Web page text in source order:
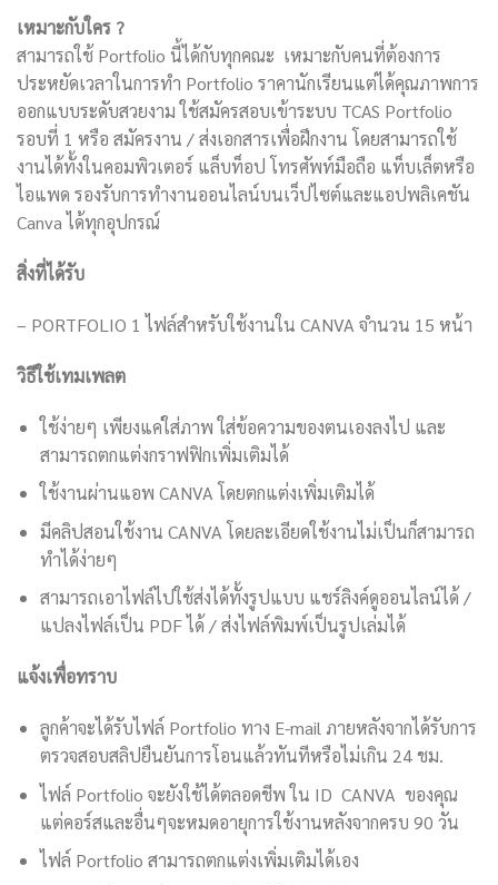
เหมาะกับใคร ?
สามารถใช้ Portfolio นี้ได้กับทุกคณะ เหมาะกับคนที่ต้องการ
ประหยัดเวลาในการทำ Portfolio ราคานักเรียนแต่ได้คุณภาพการ
ออกแบบระดับสวยงาม ใช้สมัครสอบเข้าระบบ TCAS Portfolio
รอบที่ 1 หรือ สมัครงาน / ส่งเอกสารเพื่อฝึกงาน โดยสามารถใช้
งานได้ทั้งในคอมพิวเตอร์ แล็บท็อป โทรศัพท์มือถือ แท็บเล็ตหรือ
ไอแพด รองรับการทำงานออนไลน์บนเว็ปไซต์และแอปพลิเคชัน
Canva ได้ทุกอุปกรณ์
สิ่งที่ได้รับ
– PORTFOLIO 1 ไฟล์สำหรับใช้งานใน CANVA จำนวน 15 หน้า
วิธีใช้เทมเพลต
ใช้ง่ายๆ เพียงแค่ใส่ภาพ ใส่ข้อความของตนเองลงไป และ
สามารถตกแต่งกราฟฟิกเพิ่มเติมได้
ใช้งานผ่านแอพ CANVA โดยตกแต่งเพิ่มเติมได้
มีคลิปสอนใช้งาน CANVA โดยละเอียดใช้งานไม่เป็นก็สามารถ
ทำได้ง่ายๆ
สามารถเอาไฟล์ไปใช้ส่งได้ทั้งรูปแบบ แชร์ลิงค์ดูออนไลน์ได้ /
แปลงไฟล์เป็น PDF ได้ / ส่งไฟล์พิมพ์เป็นรูปเล่มได้
แจ้งเพื่อทราบ
ลูกค้าจะได้รับไฟล์ Portfolio ทาง E-mail ภายหลังจากได้รับการ
ตรวจสอบสลิปยืนยันการโอนแล้วทันทีหรือไม่เกิน 24 ชม.
ไฟล์ Portfolio จะยังใช้ได้ตลอดชีพ ใน ID CANVA ของคุณ
แต่คอร์สและอื่นๆจะหมดอายุการใช้งานหลังจากครบ 90 วัน
ไฟล์ Portfolio สามารถตกแต่งเพิ่มเติมได้เอง